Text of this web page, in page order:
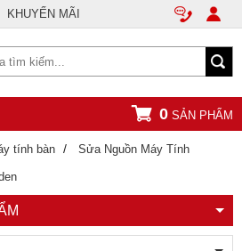
KHUYẾN MÃI
0 SẢN PHẨM
tính bàn / Sửa Nguồn Máy Tính